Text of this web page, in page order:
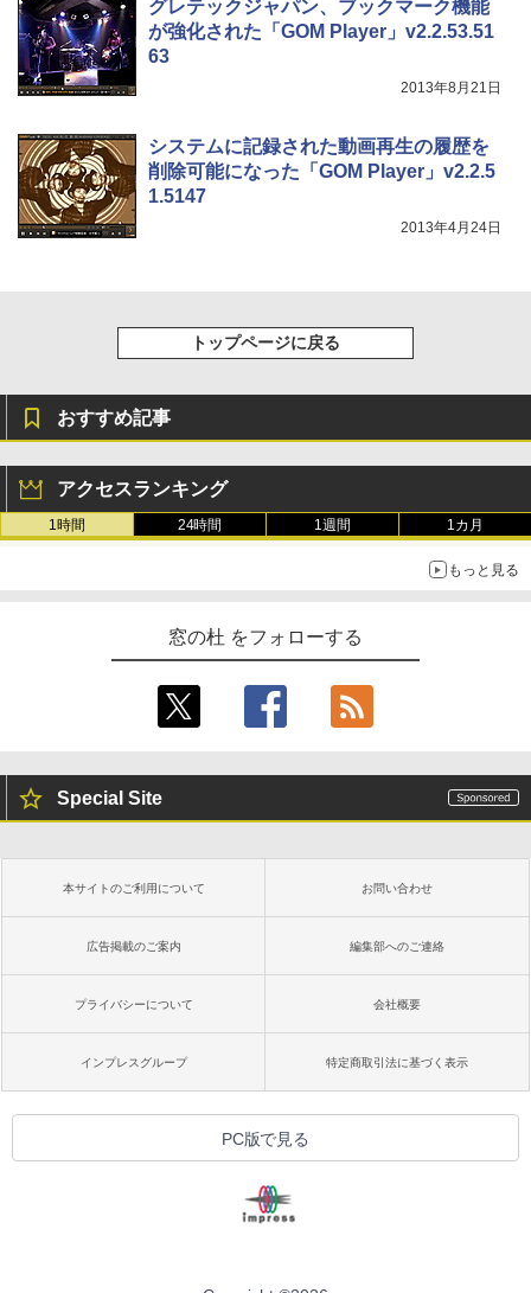
グレテックジャパン、ブックマーク機能
が強化された「GOM Player」v2.2.53.51
63
2013年8月21日
システムに記録された動画再生の履歴を
削除可能になった「GOM Player」v2.2.5
1.5147
2013年4月24日
トップページに戻る
おすすめ記事
アクセスランキング
1時間 24時間 1週間 1カ月
もっと見る
窓の杜 をフォローする
Special Site
本サイトのご利用について お問い合わせ
広告掲載のご案内 編集部へのご連絡
プライバシーについて 会社概要
インプレスグループ 特定商取引法に基づく表示
PC版で見る